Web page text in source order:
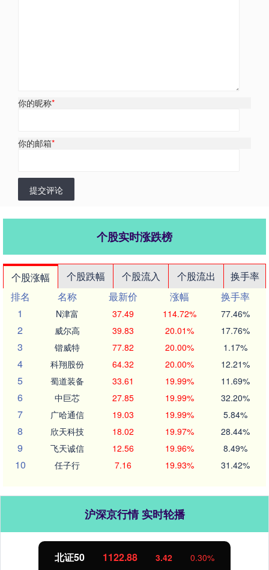
你的昵称*
你的邮箱*
提交评论
个股实时涨跌榜
个股涨幅 个股跌幅 个股流入 个股流出
换手率
排名
名称 最新价 涨幅
换手率
1
N津富 37.49 114.72% 77.46%
2 威尔高 39.83 20.01% 17.76%
3 锴威特 77.82 20.00% 1.17%
4 科翔股份 64.32 20.00% 12.21%
5 蜀道装备 33.61 19.99% 11.69%
6 中巨芯 27.85 19.99% 32.20%
7 广哈通信 19.03 19.99% 5.84%
8 欣天科技 18.02 19.97% 28.44%
9 飞天诚信 12.56 19.96% 8.49%
10 任子行 7.16 19.93% 31.42%
沪深京行情 实时轮播
北证50 1122.88 3.42 0.30%